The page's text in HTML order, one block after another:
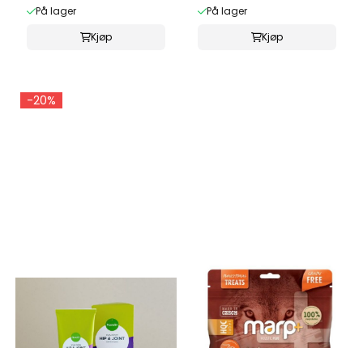
På lager
Kjøp
På lager
Kjøp
-20%